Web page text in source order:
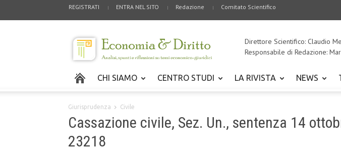
REGISTRATI ENTRA NEL SITO Redazione Comitato Scientifico
Direttore Scientifico: Claudio
Responsabile di Redazione:
CHI SIAMO CENTRO STUDI LA RIVISTA NEWS
Giurisprudenza Civile
Cassazione civile, Sez. Un., sentenza 14
23218